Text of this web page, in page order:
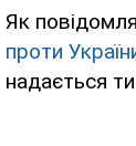
Як
проти
надається